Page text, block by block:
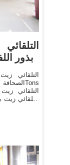
بذور
التلقائي